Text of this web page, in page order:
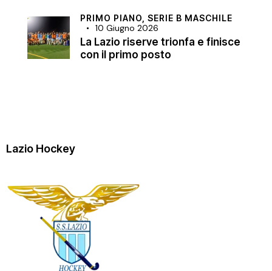
PRIMO PIANO, SERIE B MASCHILE
10 Giugno 2026
La Lazio riserve trionfa e finisce
con il primo posto
Lazio Hockey